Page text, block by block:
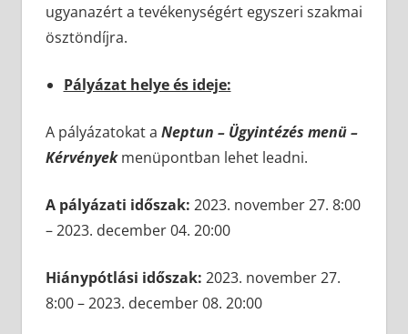
ugyanazért a tevékenységért egyszeri szakmai
ösztöndíjra.
Pályázat helye és ideje:
A pályázatokat a Neptun – Ügyintézés menü –
Kérvényekmenüpontban lehet leadni.
A pályázati időszak: 2023. november 27. 8:00
– 2023. december 04. 20:00
Hiánypótlási időszak: 2023. november 27.
8:00 – 2023. december 08. 20:00